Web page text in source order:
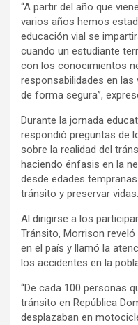
“A partir del año que
varios años hemos
educación vial se
cuando un estudiante
con los conocimientos
responsabilidades en
de forma segura”,
Durante la jornada
respondió preguntas de
sobre la realidad del
haciendo énfasis en la
desde edades
tránsito y preservar vidas.
Al dirigirse a los
Tránsito, Morrison
en el país y llamó la
los accidentes en la
“De cada 100 personas
tránsito en República
desplazaban en